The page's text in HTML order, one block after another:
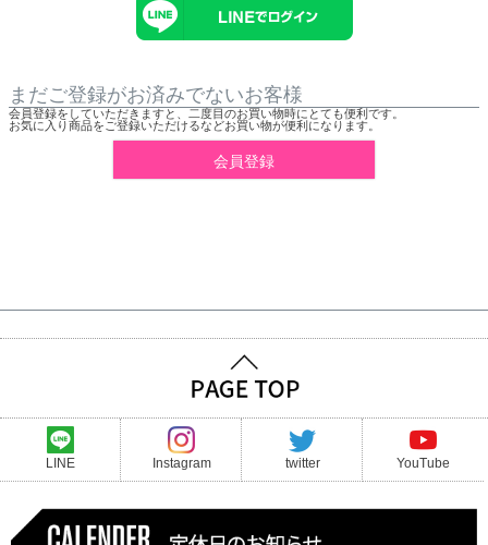
まだご登録がお済みでないお客様
会員登録をしていただきますと、二度目のお買い物時にとても便利です。
お気に入り商品をご登録いただけるなどお買い物が便利になります。
会員登録
LINE Instagram twitter YouTube